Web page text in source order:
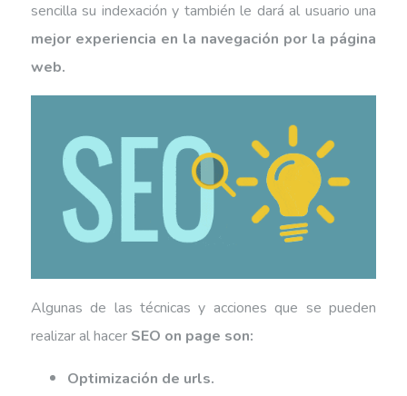
sencilla su indexación y también le dará al usuario una
mejor experiencia en la navegación por la página
web.
Algunas de las técnicas y acciones que se pueden
realizar al hacer SEO on page son:
Optimización de urls.